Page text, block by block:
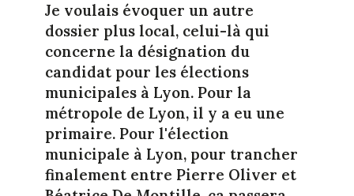
Je voulais évoquer un autre
dossier plus local, celui-là qui
concerne la désignation du
candidat pour les élections
municipales à Lyon. Pour la
métropole de Lyon, il y a eu une
primaire. Pour l'élection
municipale à Lyon, pour trancher
finalement entre Pierre Oliver et